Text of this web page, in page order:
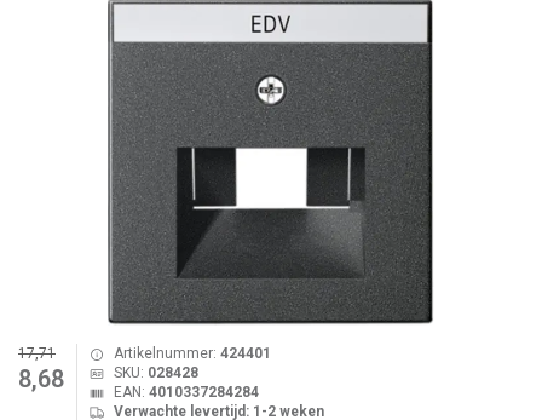
17,71
8,68
Artikelnummer: 424401
SKU: 028428
EAN: 4010337284284
Verwachte levertijd: 1-2 weken